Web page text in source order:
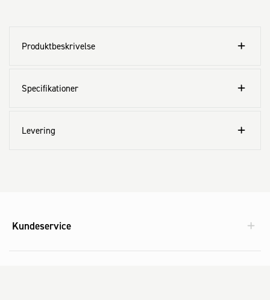
Produktbeskrivelse
Specifikationer
Levering
Kundeservice